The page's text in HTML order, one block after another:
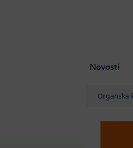
Novosti
Organska